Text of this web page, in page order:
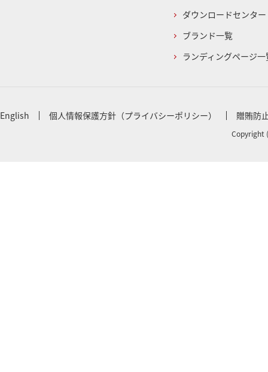
ダウンロードセンター
ブランド一覧
ランディングページ一
English 個人情報保護方針（プライバシーポリシー） 贈賄防
Copyright